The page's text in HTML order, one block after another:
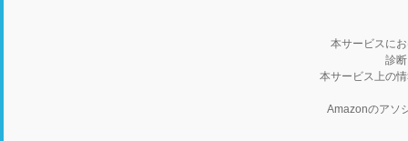
本サービスに
診
本サービス上の
Amazonのアソ